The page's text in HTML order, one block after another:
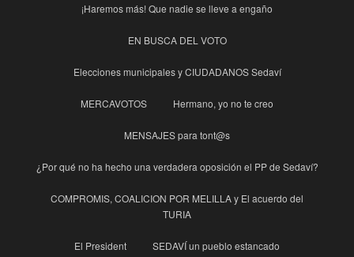
¡Haremos más! Que nadie se lleve a engaño
EN BUSCA DEL VOTO
Elecciones municipales y CIUDADANOS Sedaví
MERCAVOTOS Hermano, yo no te creo
MENSAJES para tont@s
¿Por qué no ha hecho una verdadera oposición el PP de Sedaví?
COMPROMIS, COALICION POR MELILLA y El acuerdo del
TURIA
El President SEDAVÍ un pueblo estancado